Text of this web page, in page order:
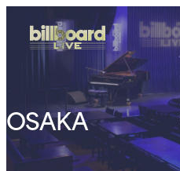
OSAKA